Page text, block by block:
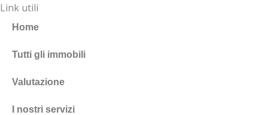
k
e
-
l
t
Link utili
Home
Tutti gli immobili
Valutazione
I nostri servizi